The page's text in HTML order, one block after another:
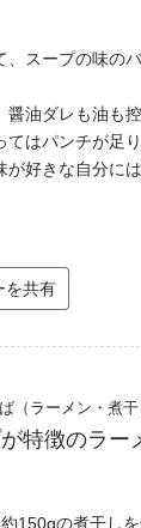
、スープの味の
醤油ダレも油も
はパンチが足
が好きな自分に
を共有
（ラーメン・煮干
特徴のラー
150gの煮干し